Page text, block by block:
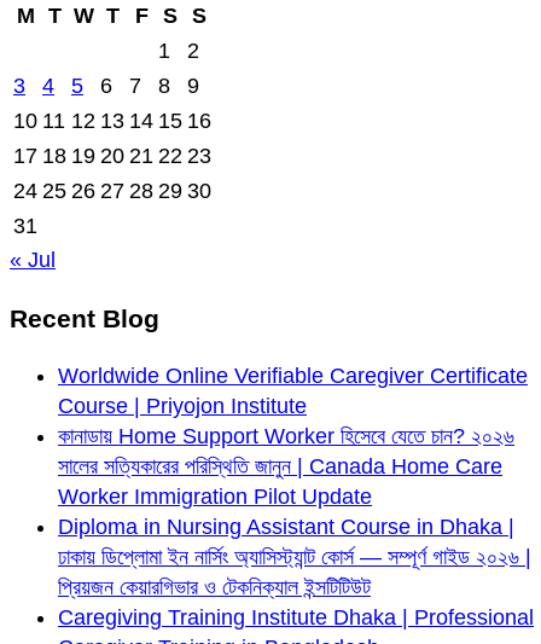
M T W T F S S
1
2
3
4 5 6 7 8
9
10 11 12 13 14 15 16
17 18 19 20 21 22 23
24 25 26 27 28 29 30
31
« Jul
Recent Blog
Worldwide Online Verifiable Caregiver Certificate
Course | Priyojon Institute
কানাডায় Home Support Worker হিসেবে যেতে চান? ২০২৬
সালের সত্যিকারের পরিস্থিতি জানুন | Canada Home Care
Worker Immigration Pilot Update
Diploma in Nursing Assistant Course in Dhaka |
ঢাকায় ডিপ্লোমা ইন নার্সিং অ্যাসিস্ট্যান্ট কোর্স — সম্পূর্ণ গাইড ২০২৬ |
প্রিয়জন কেয়ারগিভার ও টেকনিক্যাল ইন্সটিটিউট
Caregiving Training Institute Dhaka | Professional